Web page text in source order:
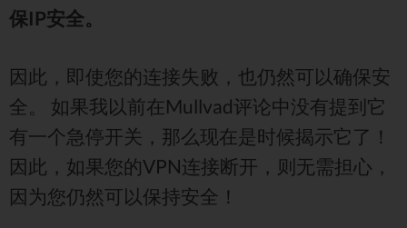
保IP安全。
因此，即使您的连接失败，也仍然可以确保安
全。 如果我以前在Mullvad评论中没有提到它
有一个急停开关，那么现在是时候揭示它了！
因此，如果您的VPN连接断开，则无需担心，
因为您仍然可以保持安全！